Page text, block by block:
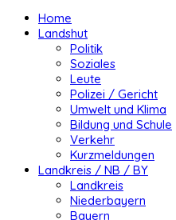
Home
Landshut
Politik
Soziales
Leute
Polizei / Gericht
Umwelt und Klima
Bildung und Schule
Verkehr
Kurzmeldungen
Landkreis / NB / BY
Landkreis
Niederbayern
Bayern